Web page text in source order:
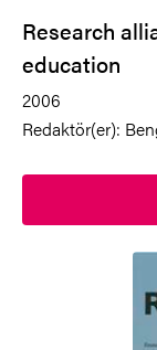
Research
education
2006
Redaktör(er):